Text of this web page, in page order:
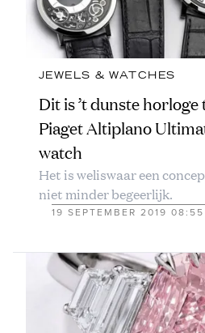
JEWELS & WATCHES
Dit is ’t dunste
Piaget Altiplano
watch
Het is weliswaar een
niet minder begeerlijk.
19 SEPTEMBER 2019 08:55